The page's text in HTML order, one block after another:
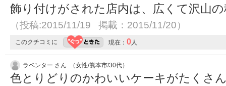
飾り付けがされた店内は、広くて沢山
（投稿:2015/11/19 掲載：2015/11/20）
このクチコミに 現在： 0 人
ラベンター さん （女性/熊本市/30代）
色とりどりのかわいいケーキがたくさ